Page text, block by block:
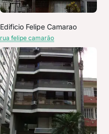
Edificio Felipe Camarao
rua felipe camarão